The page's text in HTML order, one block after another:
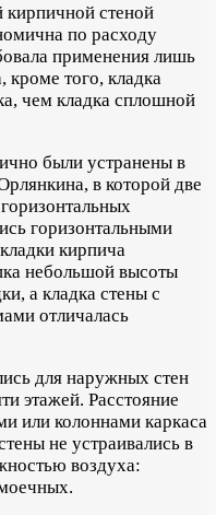
стеной
по расходу
применения лишь
кроме того, кладка
чем кладка сплошной
были устранены в
в которой две
горизонтальными
кирпича
небольшой высоты
а кладка стены с
отличалась
для наружных стен
этажей. Расстояние
или колоннами каркаса
не устраивались в
воздуха: